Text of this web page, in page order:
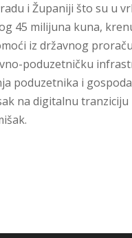
i Županiji što su u
45 milijuna kuna,
iz državnog
poduzetničku
poduzetnika i
na digitalnu